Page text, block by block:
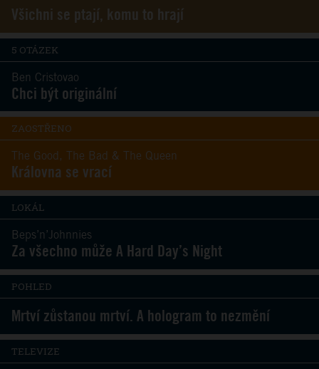
Všichni se ptají, komu to hrají
5 OTÁZEK
Ben Cristovao
Chci být originální
ZAOSTŘENO
The Good, The Bad & The Queen
Královna se vrací
LOKÁL
Beps’n’Johnnies
Za všechno může A Hard Day’s Night
POHLED
Mrtví zůstanou mrtví. A hologram to nezmění
TELEVIZE